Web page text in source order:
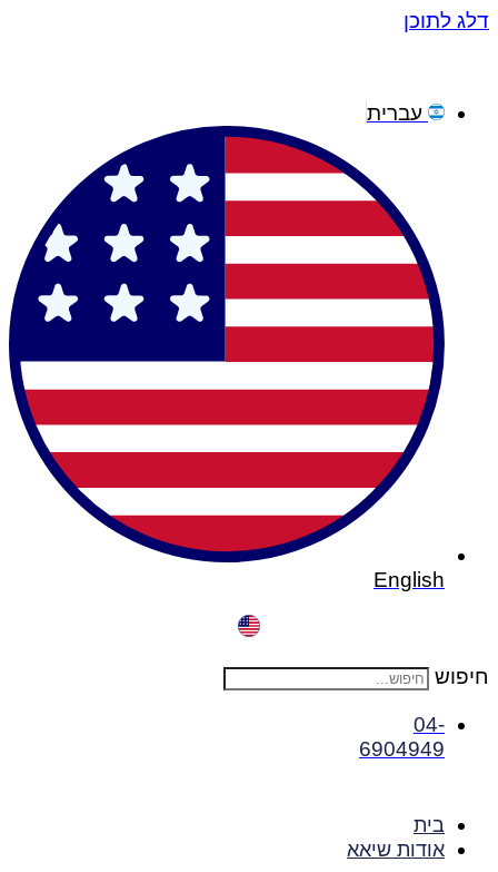
דלג לתוכן
עברית
English
חיפוש
04-
6904949
בית
אודות שיאא